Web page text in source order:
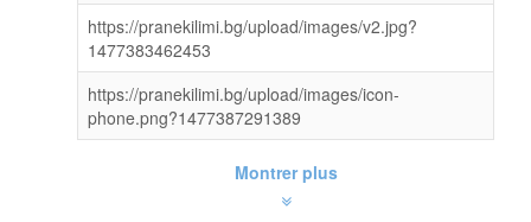
https://pranekilimi.bg/upload/images/v2.jpg?
1477383462453
https://pranekilimi.bg/upload/images/icon-
phone.png?1477387291389
Montrer plus